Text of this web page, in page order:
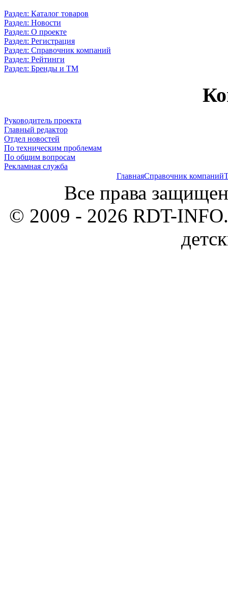
Раздел: Каталог товаров
Раздел: Новости
Раздел: О проекте
Раздел: Регистрация
Раздел: Справочник компаний
Раздел: Рейтинги
Раздел: Бренды и ТМ
Руководитель проекта
Главный редактор
Отдел новостей
По техническим проблемам
По общим вопросам
Рекламная служба
ГлавнаяСправочник компаний
Все права
© 2009 - 2026 RDT-